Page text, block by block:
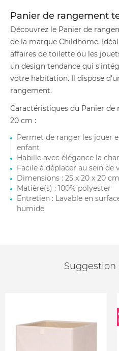
Panier de rangement
Découvrez le Panier de
de la marque Childhome.
affaires de toilette ou les
un design tendance qui
votre habitation. Il dispose
rangement.
Caractéristiques du Panier
20 cm :
Permet de ranger les jouer
enfant
Habille avec élégance la
Facile à déplacer au sein
Dimensions : 25 x 20 x 20 cm
Matière(s) : 100% polyester
Entretien : Lavable en
humide
Suggestion